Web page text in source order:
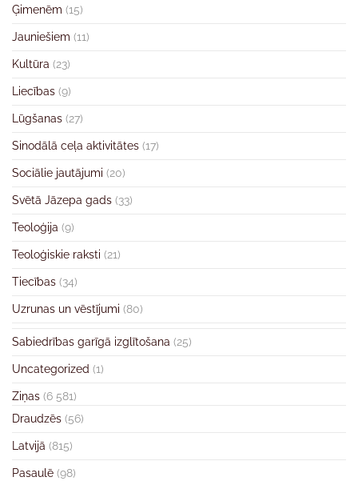
Ģimenēm (15)
Jauniešiem (11)
Kultūra (23)
Liecības (9)
Lūgšanas (27)
Sinodālā ceļa aktivitātes (17)
Sociālie jautājumi (20)
Svētā Jāzepa gads (33)
Teoloģija (9)
Teoloģiskie raksti (21)
Tiecības (34)
Uzrunas un vēstījumi (80)
Sabiedrības garīgā izglītošana (25)
Uncategorized (1)
Ziņas (6 581)
Draudzēs (56)
Latvijā (815)
Pasaulē (98)